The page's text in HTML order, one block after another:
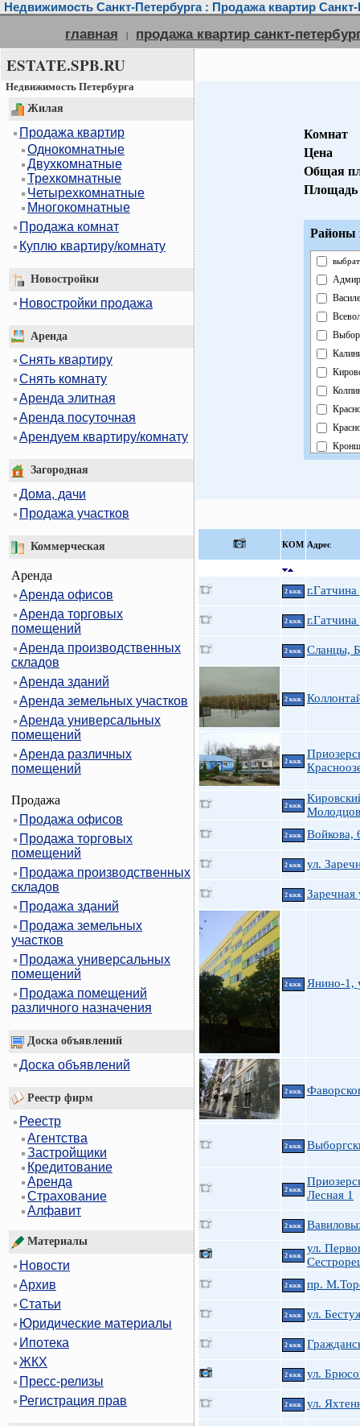
Недвижимость Санкт-Петербурга : Продажа квартир Санкт-
главная | продажа квартир санкт-
ESTATE.SPB.RU
Недвижимость Петербурга
Жилая
Продажа квартир
Однокомнатные
Двухкомнатные
Трехкомнатные
Четырехкомнатные
Многокомнатные
Продажа комнат
Куплю квартиру/комнату
Новостройки
Новостройки продажа
Аренда
Снять квартиру
Снять комнату
Аренда элитная
Аренда посуточная
Арендуем квартиру/комнату
Загородная
Дома, дачи
Продажа участков
Коммерческая
Аренда
Аренда офисов
Аренда торговых
помещений
Аренда производственных
складов
Аренда зданий
Аренда земельных участков
Аренда универсальных
помещений
Аренда различных
помещений
Продажа
Продажа офисов
Продажа торговых
помещений
Продажа производственных
складов
Продажа зданий
Продажа земельных
участков
Продажа универсальных
помещений
Продажа помещений
различного назначения
Доска объявлений
Доска объявлений
Реестр фирм
Реестр
Агентства
Застройщики
Кредитование
Аренда
Страхование
Алфавит
Материалы
Новости
Архив
Статьи
Юридические материалы
Ипотека
ЖКХ
Пресс-релизы
Регистрация прав
Комнат
Цена
Общая
Площадь
Районы
КOМ Адрес
2 ккв.
2 ккв.
2 ккв. Сланцы,
2 ккв.
2 ккв.
2 ккв.
2 ккв. Войкова,
2 ккв. ул.
2 ккв. Заречная
2 ккв. Янино-1,
2 ккв.
2 ккв.
2 ккв.
Лесная 1
2 ккв.
2 ккв.
ул.
2 ккв. пр.
2 ккв. ул.
2 ккв.
2 ккв. ул.
2 ккв. ул.